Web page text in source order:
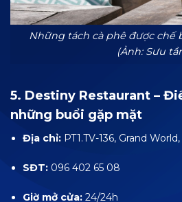
Những tách cà phê được chế
(Ảnh: Sưu
5. Destiny Restaurant –
những buổi gặp mặt
Địa chỉ: PT1.TV-136, Grand
SĐT: 096 402 65 08
Giờ mở cửa:24/24h